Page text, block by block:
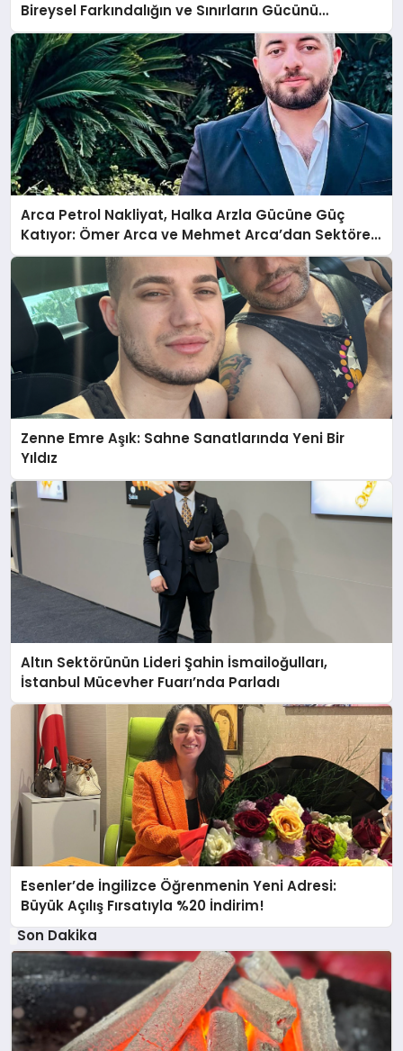
Bireysel Farkındalığın ve Sınırların Gücünü
Anlatıyor
Arca Petrol Nakliyat, Halka Arzla Gücüne Güç
Katıyor: Ömer Arca ve Mehmet Arca’dan Sektöre
Güçlü Yatırım
Zenne Emre Aşık: Sahne Sanatlarında Yeni Bir
Yıldız
Altın Sektörünün Lideri Şahin İsmailoğulları,
İstanbul Mücevher Fuarı’nda Parladı ￼
Esenler’de İngilizce Öğrenmenin Yeni Adresi:
Büyük Açılış Fırsatıyla %20 İndirim!
Son Dakika